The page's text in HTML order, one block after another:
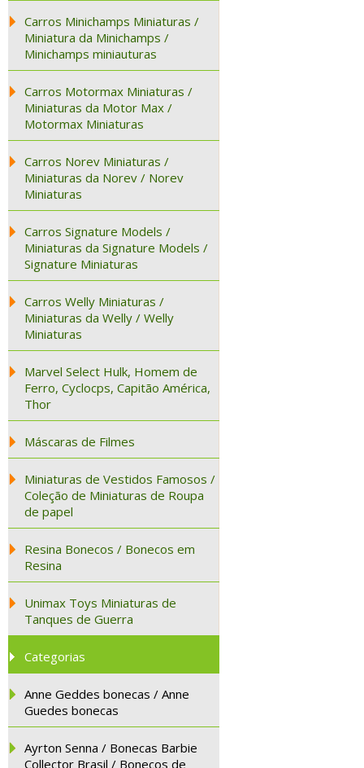
Carros Minichamps Miniaturas /
Miniatura da Minichamps /
Minichamps miniauturas
Carros Motormax Miniaturas /
Miniaturas da Motor Max /
Motormax Miniaturas
Carros Norev Miniaturas /
Miniaturas da Norev / Norev
Miniaturas
Carros Signature Models /
Miniaturas da Signature Models /
Signature Miniaturas
Carros Welly Miniaturas /
Miniaturas da Welly / Welly
Miniaturas
Marvel Select Hulk, Homem de
Ferro, Cyclocps, Capitão América,
Thor
Máscaras de Filmes
Miniaturas de Vestidos Famosos /
Coleção de Miniaturas de Roupa
de papel
Resina Bonecos / Bonecos em
Resina
Unimax Toys Miniaturas de
Tanques de Guerra
Categorias
Anne Geddes bonecas / Anne
Guedes bonecas
Ayrton Senna / Bonecas Barbie
Collector Brasil / Bonecos de